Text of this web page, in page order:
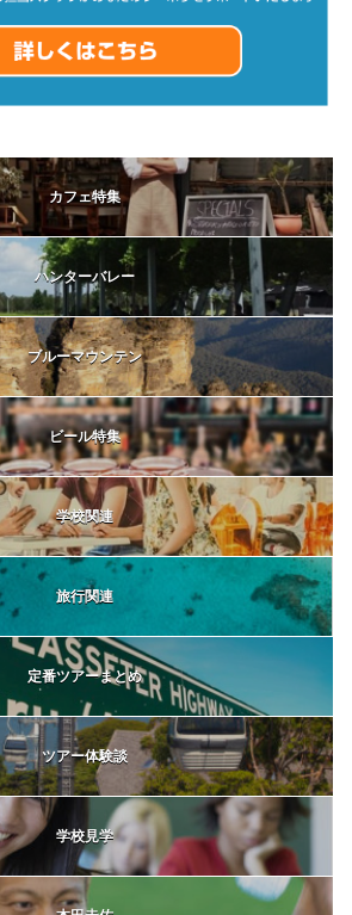
カフェ特集
ハンターバレー
ブルーマウンテン
ビール特集
学校関連
旅行関連
定番ツアーまとめ
ツアー体験談
学校見学